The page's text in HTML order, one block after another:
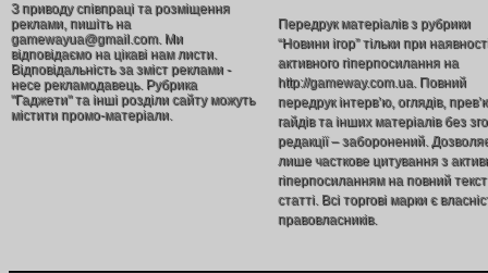
З приводу співпраці та розміщення
реклами, пишіть на
gamewayua@gmail.com. Ми
відповідаємо на цікаві нам листи.
Відповідальність за зміст реклами -
несе рекламодавець. Рубрика
"Гаджети" та інші розділи сайту можуть
містити промо-матеріали.
Передрук матеріалів з рубрики
“Новини ігор” тільки при
активного гіперпосилання на
http://gameway.com.ua. Повний
передрук інтерв’ю, оглядів,
гайдів та інших матеріалів без
редакції – заборонений.
лише часткове цитування з
гіперпосиланням на повний текст
статті. Всі торгові марки є
правовласників.